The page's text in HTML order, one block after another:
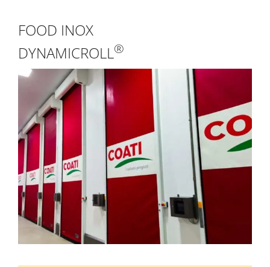
FOOD INOX
DYNAMICROLL®